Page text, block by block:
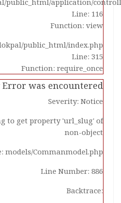
public_html/application/
Line: 116
Function: view
public_html/index.php
Line: 315
Function: require_once
Error was encountered
Severity: Notice
to get property 'url_slug' of
non-object
models/Commanmodel.php
Line Number: 886
Backtrace: